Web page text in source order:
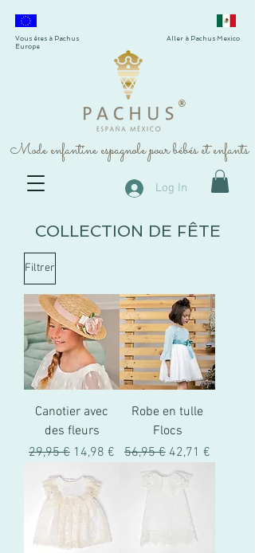
®
Mode enfantine espagnole pour bébés et enfants
Vous êtes à Pachus
Europe
Aller à Pachus Mexico
Log In
COLLECTION DE FÊTE
Filtrer
Canotier avec
des fleurs
Prix original
29,95 € Prix promotionnel
14,98 €
Robe en tulle
Flocs
Prix original
56,95 € Prix
42,71 €